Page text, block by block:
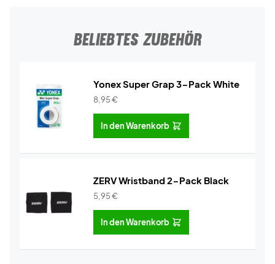
BELIEBTES ZUBEHÖR
Yonex Super Grap 3-Pack White
8,95€
In den Warenkorb
ZERV Wristband 2-Pack Black
5,95€
In den Warenkorb